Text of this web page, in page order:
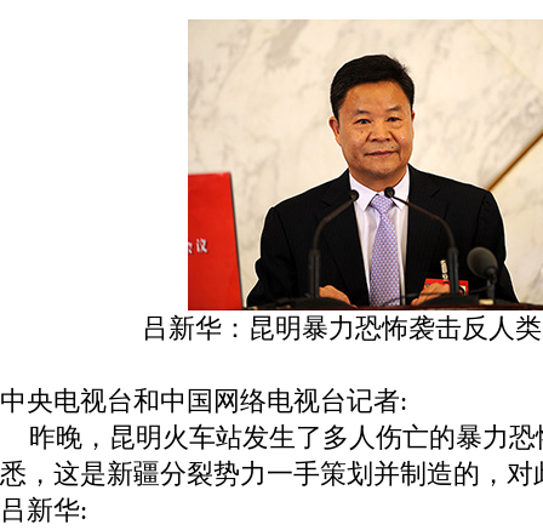
吕新华：昆明暴力恐怖袭击反人
中央电视台和中国网络电视台记者:
昨晚，昆明火车站发生了多人伤亡的暴力恐
悉，这是新疆分裂势力一手策划并制造的，对
吕新华: